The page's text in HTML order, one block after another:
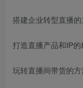
搭建企业转型直播的
打造直播产品和IP
玩转直播间带货的